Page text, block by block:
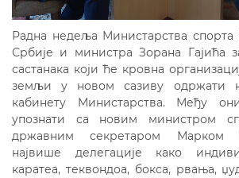
Радна недеља Министарства спорта
Србије и министра Зорана Гајића
састанака који ће кровна
земљи у новом сазиву одржати
кабинету Министарства. Међу
упознати са новим министром
државним секретаром
највише делегације како
каратеа, теквондоа, бокса, рвања,